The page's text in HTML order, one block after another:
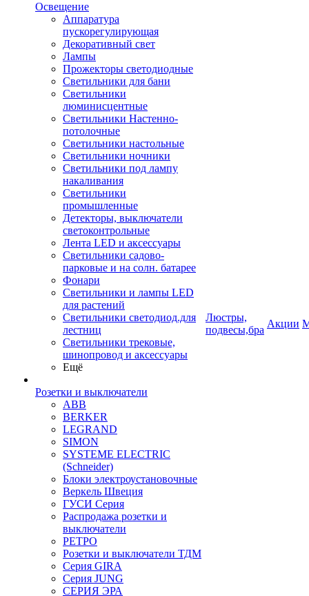
Освещение
Аппаратура
пускорегулирующая
Декоративный свет
Лампы
Прожекторы светодиодные
Светильники для бани
Светильники
люминисцентные
Светильники Настенно-
потолочные
Светильники настольные
Светильники ночники
Светильники под лампу
накаливания
Светильники
промышленные
Детекторы, выключатели
светоконтрольные
Лента LED и аксессуары
Светильники садово-
парковые и на солн. батарее
Фонари
Светильники и лампы LED
для растений
Светильники светодиод.для
лестниц
Светильники трековые,
шинопровод и аксессуары
Ещё
Розетки и выключатели
ABB
BERKER
LEGRAND
SIMON
SYSTEME ELECTRIC
(Schneider)
Блоки электроустановочные
Веркель Швеция
ГУСИ Серия
Распродажа розетки и
выключатели
РЕТРО
Розетки и выключатели ТДМ
Серия GIRA
Серия JUNG
СЕРИЯ ЭРА
Люстры,
подвесы,бра
Акции